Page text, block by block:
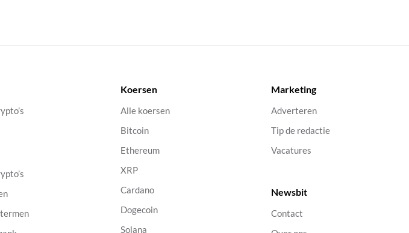
Koersen
Alle koersen
Bitcoin
Ethereum
XRP
Cardano
Dogecoin
Solana
Marketing
Adverteren
Tip de redactie
Vacatures
Newsbit
Contact